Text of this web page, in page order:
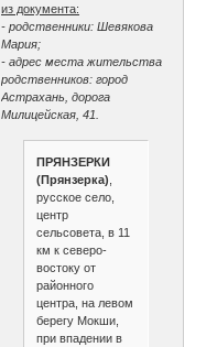
из документа:
- родственники: Шевякова
Мария;
- адрес места жительства
родственников: город
Астрахань, дорога
Милицейская, 41.
ПРЯНЗЕРКИ
(Прянзерка)
русское село,
центр
сельсовета, в 11
км к северо-
востоку от
районного
центра, на левом
берегу Мокши,
при впадении в